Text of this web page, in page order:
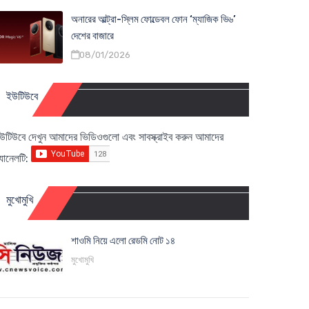
অনারের আল্ট্রা-স্লিম ফোল্ডেবল ফোন ‘ম্যাজিক ভি৬’
দেশের বাজারে
08/01/2026
ইউটিউবে
দেখুন আমাদের ভিডিওগুলো এবং সাবস্ক্রাইব করুন আমাদের
মুখোমুখি
শাওমি নিয়ে এলো রেডমি নোট ১৪
মুখোমুখি